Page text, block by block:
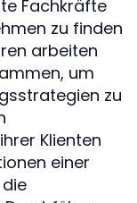
Fachkräfte
zu finden
arbeiten
um
zu
Klienten
einer